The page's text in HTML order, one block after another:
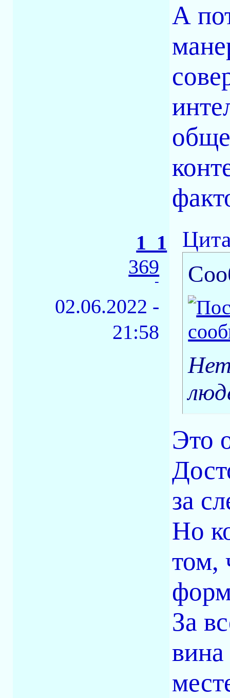
А
1_1
369
-
02.06.2022 -
21:58
Это
за
Но
том,
За